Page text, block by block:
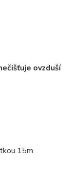
ovzduší
15m